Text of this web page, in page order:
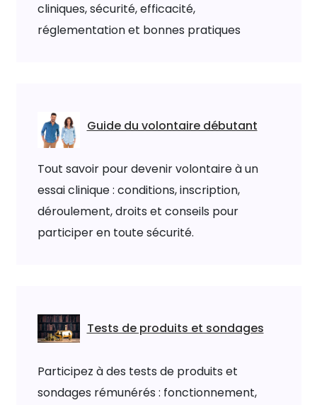
cliniques, sécurité, efficacité,
réglementation et bonnes pratiques
Guide du volontaire débutant
Tout savoir pour devenir volontaire à un
essai clinique : conditions, inscription,
déroulement, droits et conseils pour
participer en toute sécurité.
Tests de produits et sondages
Participez à des tests de produits et
sondages rémunérés : fonctionnement,